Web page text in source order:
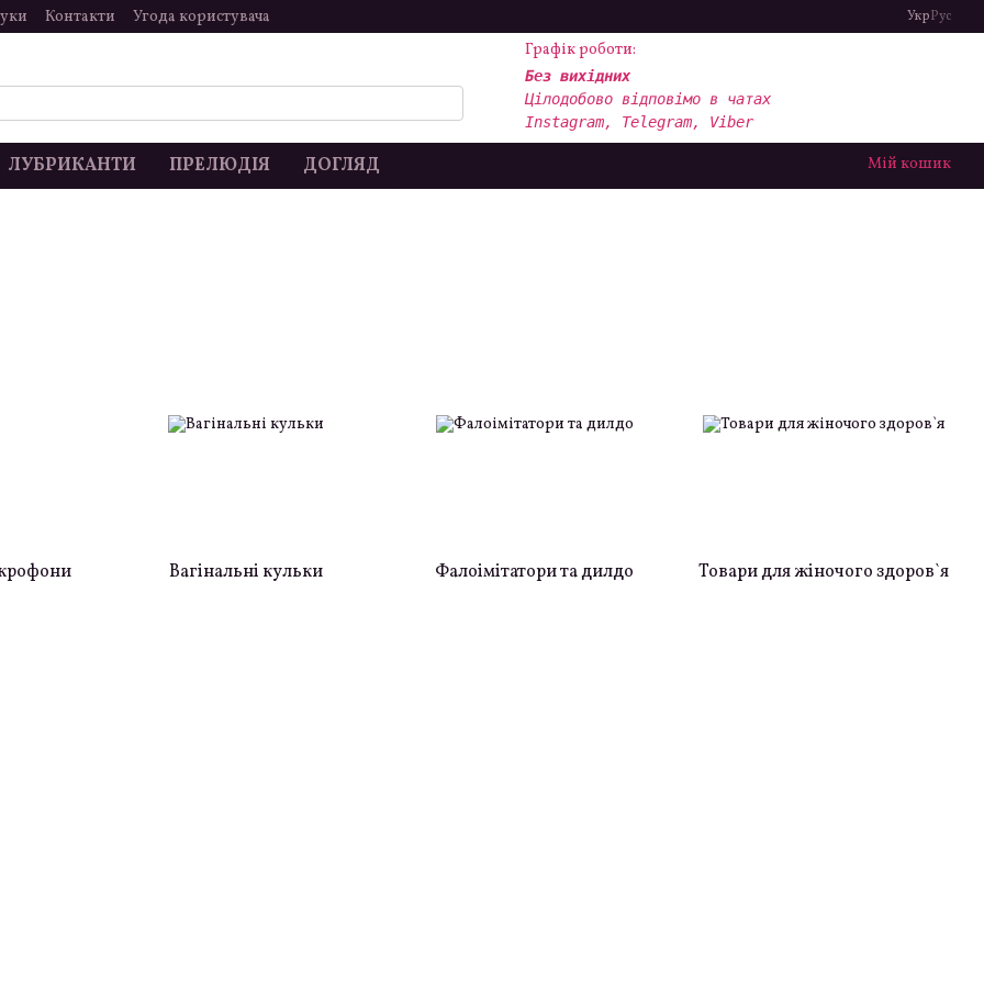
Контакти Угода користувача УкрРус
Графік роботи:
Без вихідних
Цілодобово відповімо в чатах
Instagram, Telegram, Viber
ЛУБРИКАНТИ ПРЕЛЮДІЯ ДОГЛЯД Мій кошик
Вагінальні кульки Фалоімітатори та дилдо Товари для жіночого здоров`я